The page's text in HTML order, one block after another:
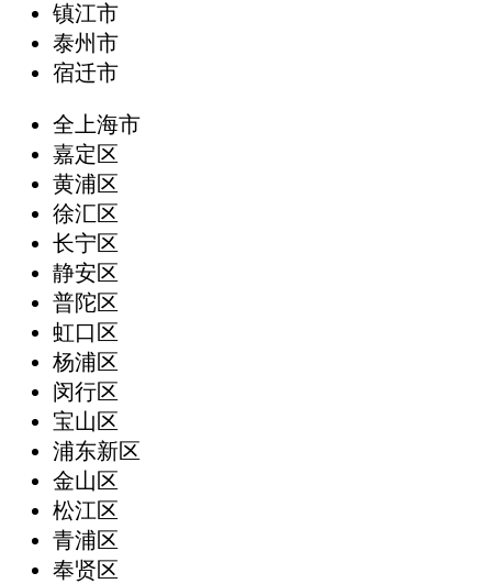
镇江市
泰州市
宿迁市
全上海市
嘉定区
黄浦区
徐汇区
长宁区
静安区
普陀区
虹口区
杨浦区
闵行区
宝山区
浦东新区
金山区
松江区
青浦区
奉贤区